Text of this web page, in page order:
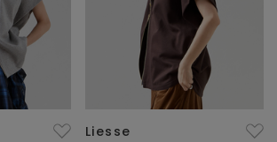
Liesse